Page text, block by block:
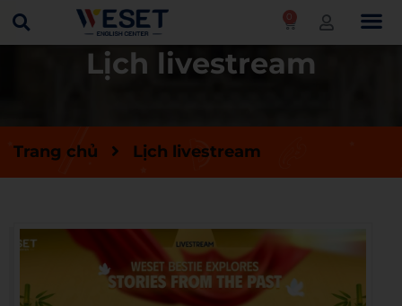
0
Lịch livestream
Trang chủ Lịch livestream